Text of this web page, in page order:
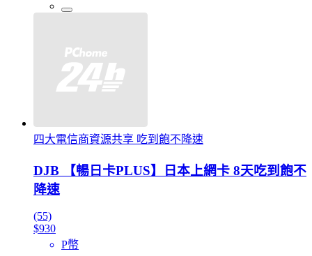
四大電信商資源共享 吃到飽不降速
DJB 【暢日卡PLUS】日本上網卡 8天吃到飽不
降速
(55)
$930
P幣